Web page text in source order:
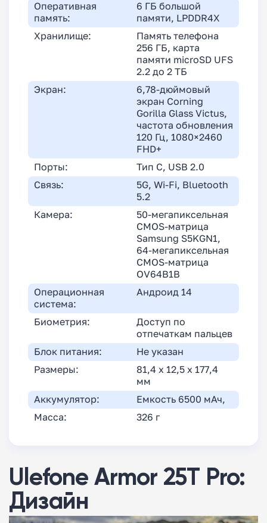
Оперативная
память:
6 ГБ большой
памяти, LPDDR4X
Хранилище:
Память телефона
256 ГБ, карта
памяти microSD UFS
2.2 до 2 ТБ
Экран:
6,78-дюймовый
экран Corning
Gorilla Glass Victus,
частота обновления
120 Гц, 1080×2460
FHD+
Порты:
Тип C, USB 2.0
Связь:
5G, Wi-Fi, Bluetooth
5.2
Камера:
50-мегапиксельная
CMOS-матрица
Samsung S5KGN1,
64-мегапиксельная
CMOS-матрица
OV64B1B
Операционная
система:
Андроид 14
Биометрия:
Доступ по
отпечаткам пальцев
Блок питания:
Не указан
Размеры:
81,4 х 12,5 х 177,4
мм
Аккумулятор:
Емкость 6500 мАч,
Масса:
326 г
Ulefone Armor 25T Pro:
Дизайн